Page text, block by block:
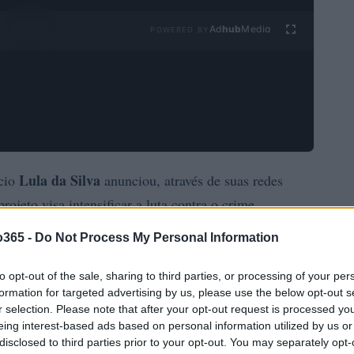
- Do Not Process My Personal Information
opt-out of the sale, sharing to third parties, or processing of your
for targeted advertising by us, please use the below opt-out
selection. Please note that after your opt-out request is processed
interest-based ads based on personal information utilized by us
to third parties prior to your opt-out. You may separately
Ad hubMedia
Lula da Silva anunciou, através de suas redes
visa intensificar a luta contra o crime
tem como objetivo demonstrar como o
a intenção de ‘asfixiá-las financeiramente’. O
sinalizando uma nova fase na política de